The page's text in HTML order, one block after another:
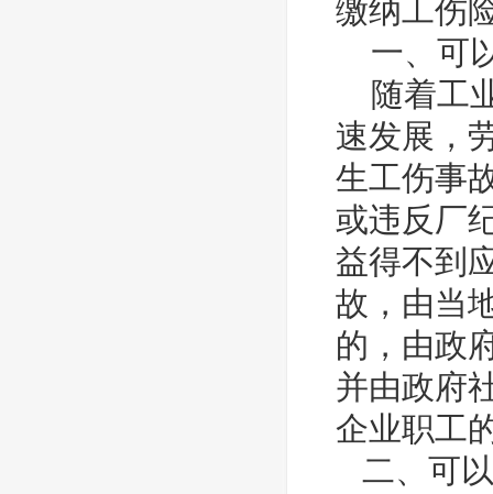
一、可
随着工
速发展，
生工伤事
或违反厂
益得不到
故，由当
的，由政
并由政府
企业职工
二、可